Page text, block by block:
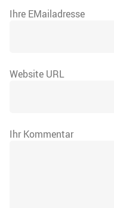
Ihre EMailadresse
Website URL
Ihr Kommentar